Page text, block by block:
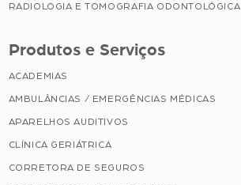
RADIOLOGIA E TOMOGRAFIA ODONTOLÓGICA
Produtos e Serviços
ACADEMIAS
AMBULÂNCIAS / EMERGÊNCIAS MÉDICAS
APARELHOS AUDITIVOS
CLÍNICA GERIÁTRICA
CORRETORA DE SEGUROS